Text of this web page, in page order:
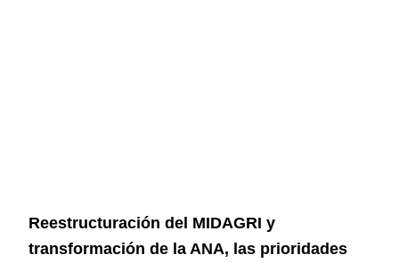
Reestructuración del MIDAGRI y
transformación de la ANA, las prioridades